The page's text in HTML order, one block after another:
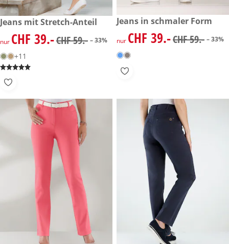
reduzierter Preis CHF 39.-, vorheriger Preis: CHF 59.-
-33%
Jeans mit Stretch-Anteil
reduzierter Preis CHF 39.-, vorheriger Preis: CHF 59.-
nur CHF 39.-CHF 59.- – 33%
+11
reduzierter Preis CHF 39.-,
-33%
Jeans in schmaler Form
reduzierter Preis CHF 39.-,
nur CHF 39.-CHF 59.- – 33%